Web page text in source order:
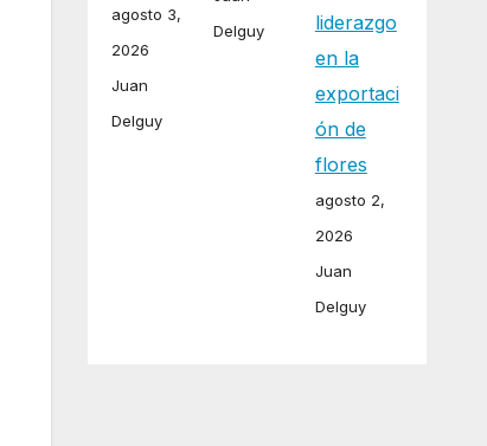
agosto 3,
2026
Juan
Delguy
Delguy
liderazgo
en la
exportaci
ón de
flores
agosto 2,
2026
Juan
Delguy